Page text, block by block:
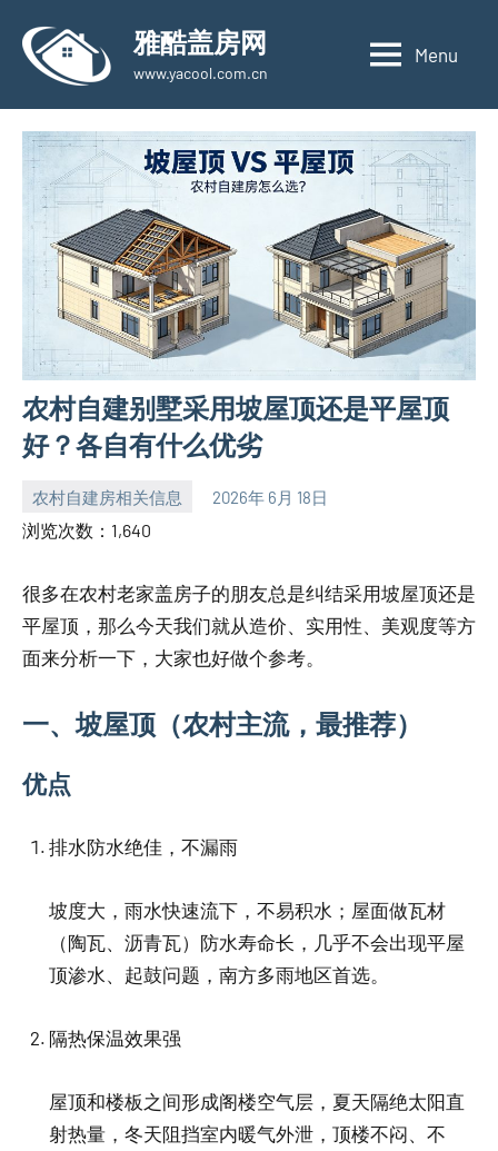
content
雅酷盖房网
www.yacool.com.cn
Menu
农村自建别墅采用坡屋顶还是平屋顶
好？各自有什么优劣
农村自建房相关信息 2026年 6月 18日
yacool
浏览次数：1,640
很多在农村老家盖房子的朋友总是纠结采用坡屋顶还是
平屋顶，那么今天我们就从造价、实用性、美观度等方
面来分析一下，大家也好做个参考。
一、坡屋顶（农村主流，最推荐）
优点
排水防水绝佳，不漏雨
坡度大，雨水快速流下，不易积水；屋面做瓦材
（陶瓦、沥青瓦）防水寿命长，几乎不会出现平屋
顶渗水、起鼓问题，南方多雨地区首选。
隔热保温效果强
屋顶和楼板之间形成阁楼空气层，夏天隔绝太阳直
射热量，冬天阻挡室内暖气外泄，顶楼不闷、不